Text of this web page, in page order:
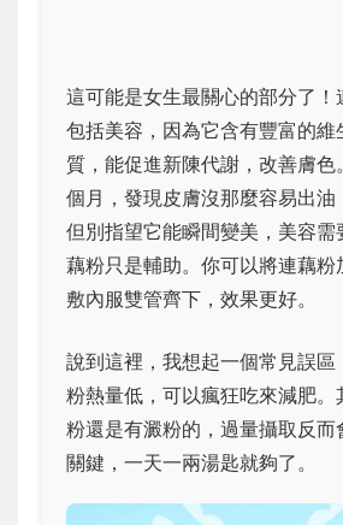
這可能是女生最關心的部分了！
包括美容，因為它含有豐富的維
質，能促進新陳代謝，改善膚
個月，發現皮膚沒那麼容易出油
但別指望它能瞬間變美，美容需
藕粉只是輔助。你可以將連藕粉
敷內服雙管齊下，效果更好。
說到這裡，我想起一個常見誤區
粉熱量低，可以瘋狂吃來減肥。
粉還是有澱粉的，過量攝取反而
關鍵，一天一兩湯匙就夠了。